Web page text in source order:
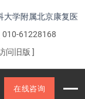
附属北京康复医院
010-61228168
问旧版 ]
在线咨询